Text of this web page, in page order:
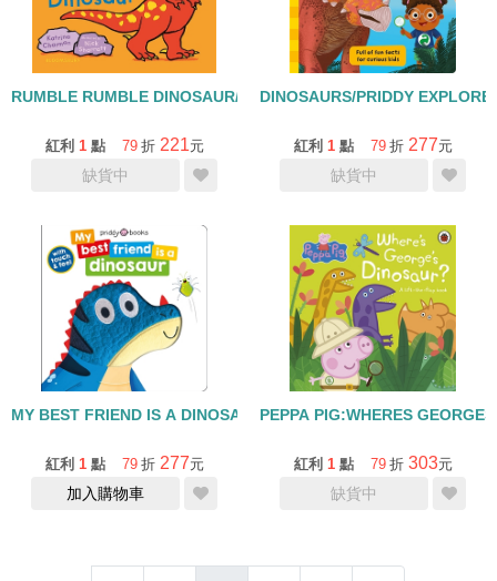
RUMBLE RUMBLE DINOSAUR/硬頁書
紅利 1 點 79 折 221元
缺貨中
DINOSAURS/PRIDDY
紅利 1 點 79 折 277元
缺貨中
MY BEST FRIEND IS A DINOSAUR/硬頁觸摸書
紅利 1 點 79 折 277元
加入購物車
PEPPA PIG:WHERES
紅利 1 點 79 折 303元
缺貨中